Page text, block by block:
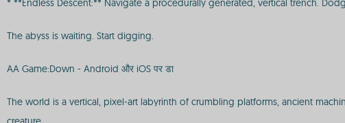
* **Endless Descent:** Navigate a procedurally generated, vertical trench.
The abyss is waiting. Start digging.
AA Game:Down - Android और iOS पर डा
The world is a vertical, pixel-art labyrinth of crumbling platforms, ancient